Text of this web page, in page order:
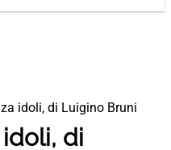
idoli, di Luigino Bruni
idoli, di